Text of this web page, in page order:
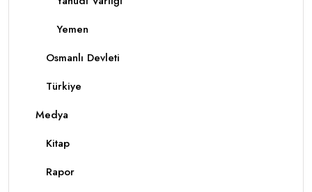
Yemen
Osmanlı Devleti
Türkiye
Medya
Kitap
Rapor